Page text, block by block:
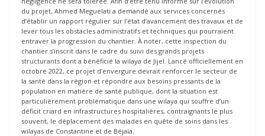
du projet, Ahmed Meguelati a demandé aux services concernés
d’établir un rapport régulier sur l’état d’avancement des travaux et de
lever tous les obstacles administratifs et techniques qui pourraient
entraver la progression du chantier. À noter, cette inspection du
chantier s’inscrit dans le cadre du suivi des grands projets
structurants dont a bénéficié la wilaya de Jijel. Lancé officiellement en
octobre 2022, ce projet d’envergure devrait renforcer le secteur de
la santé dans la région et répondre aux besoins pressants de la
population en matière de santé publique, dont la situation est
particulièrement problématique dans une wilaya qui souffre d’un
déficit criard en infrastructures hospitalières, contraignants le plus
souvent, le déplacement des malades en quête de soins dans les
wilayas de Constantine et de Béjaïa.